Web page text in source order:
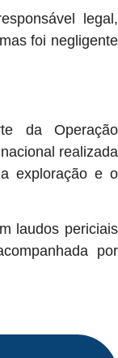
legal,
foi negligente
da Operação
realizada
exploração e o
laudos periciais
por